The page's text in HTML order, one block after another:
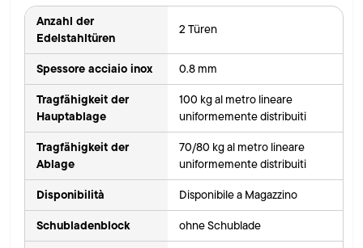
Anzahl der
Edelstahltüren
2 Türen
Spessore acciaio inox 0.8 mm
Tragfähigkeit der
Hauptablage
100 kg al metro lineare
uniformemente distribuiti
Tragfähigkeit der
Ablage
70/80 kg al metro lineare
uniformemente distribuiti
Disponibilità Disponibile a Magazzino
Schubladenblock ohne Schublade